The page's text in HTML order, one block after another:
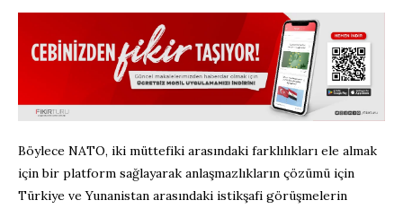
Böylece NATO, iki müttefiki arasındaki farklılıkları ele almak
için bir platform sağlayarak anlaşmazlıkların çözümü için
Türkiye ve Yunanistan arasındaki istikşafi görüşmelerin